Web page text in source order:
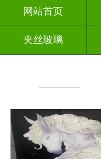
网站首页
夹丝玻璃